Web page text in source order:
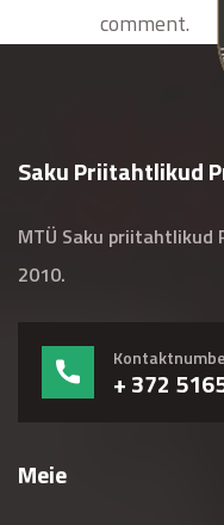
comment.
Saku Priitahtlikud
MTÜ Saku priitahtlikud
2010.
+ 372
Meie